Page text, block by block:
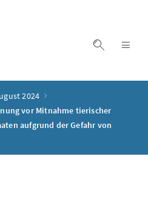
Suche
2024
vor Mitnahme tierischer
aufgrund der Gefahr von